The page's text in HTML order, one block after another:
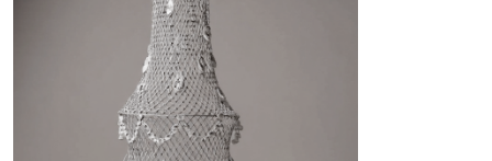
[ РАБОТЫ ]
[ О ХУДОЖНИКЕ
]
[ CV ]
[ ARTIST STATEMENT ]